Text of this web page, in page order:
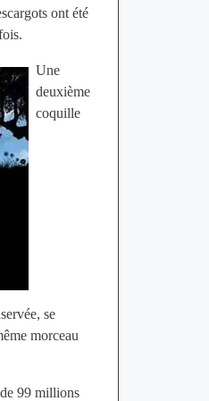
ont été
Une
deuxième
coquille
se
morceau
99 millions